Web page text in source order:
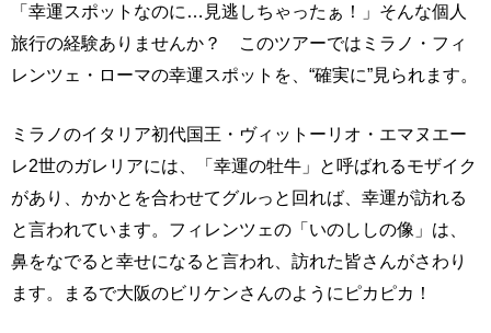
「幸運スポットなのに…見逃しちゃったぁ！」そんな個人
旅行の経験ありませんか？ このツアーではミラノ・フィ
レンツェ・ローマの幸運スポットを、“確実に”見られます。
ミラノのイタリア初代国王・ヴィットーリオ・エマヌエー
レ2世のガレリアには、「幸運の牡牛」と呼ばれるモザイク
があり、かかとを合わせてグルっと回れば、幸運が訪れる
と言われています。フィレンツェの「いのししの像」は、
鼻をなでると幸せになると言われ、訪れた皆さんがさわり
ます。まるで大阪のビリケンさんのようにピカピカ！